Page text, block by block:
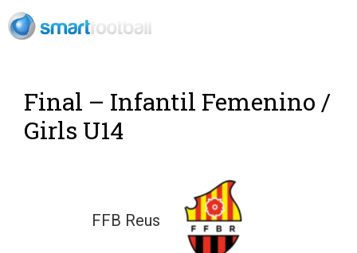
Final – Infantil Femenino /
Girls U14
FFB Reus